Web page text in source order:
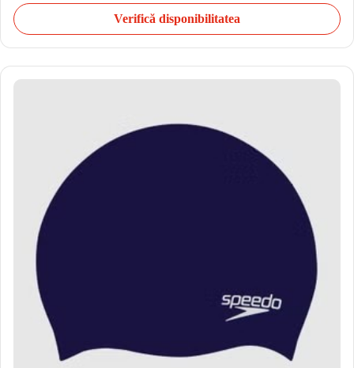
Verifică disponibilitatea